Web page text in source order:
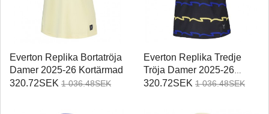
Everton Replika Bortatröja
Damer 2025-26 Kortärmad
320.72SEK 1 036.48SEK
Everton Replika Tredje
Tröja Damer 2025-26
Kortärmad
320.72SEK 1 036.48SEK